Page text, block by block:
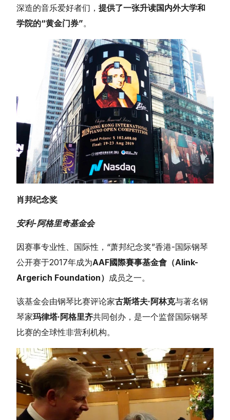
深造的音乐爱好者们，提供了一张升读国内外大学和
学院的“黄金门券”。
肖邦纪念奖
安利-阿格里奇基金会
因赛事专业性、国际性，“萧邦纪念奖”香港-国际钢琴
公开赛于2017年成为AAF國際賽事基金會（Alink-
Argerich Foundation） 成员之一。
该基金会由钢琴比赛评论家古斯塔夫·阿林克与著名钢
琴家玛律塔·阿格里齐共同创办，是一个监督国际钢琴
比赛的全球性非营利机构。